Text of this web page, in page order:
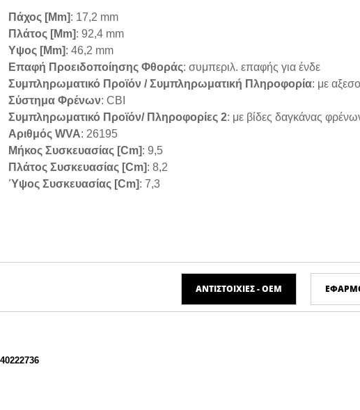
Πάχος [mm]: 17,2 mm
Πλάτος [mm]: 92,4 mm
Υψος [mm]: 46,2 mm
Επαφή Προειδοποίησης Φθοράς: συμπεριλ. επαφής για ένδε
Συμπληρωματικό Προϊόν / Συμπληρωματική Πληροφορία: με
Σύστημα Φρένων: CBI
Συμπληρωματικό Προϊόν/ Πληροφορίες 2: με βίδες δαγκάνας
Αριθμός WVA: 26195
Μήκος Συσκευασίας [cm]: 9,5
Πλάτος Συσκευασίας [cm]: 8,2
Ύψος Συσκευασίας [cm]: 7,3
ΑΝΤΙΣΤΟΙΧΊΕΣ - ΟΕΜ